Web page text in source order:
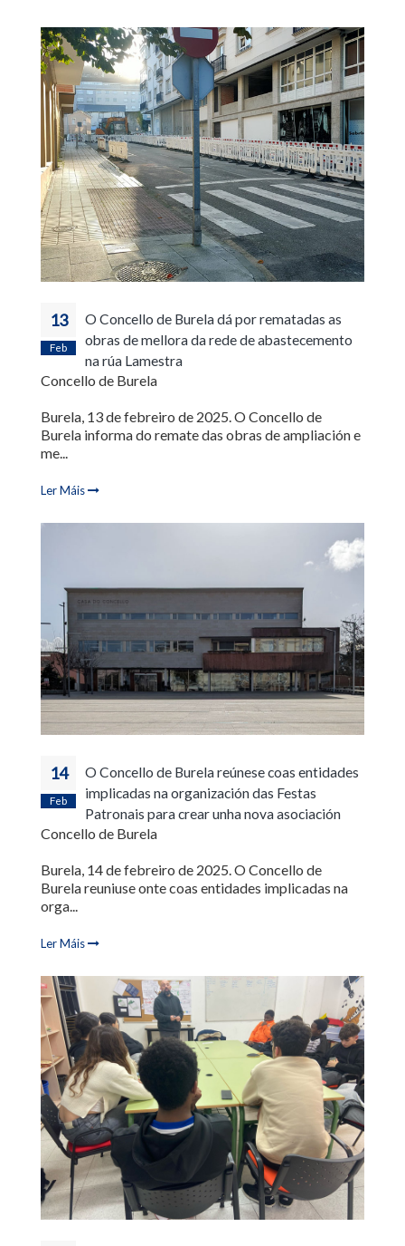
13
Feb
O Concello de Burela dá por rematadas as
obras de mellora da rede de abastecemento
na rúa Lamestra
Concello de Burela
Burela, 13 de febreiro de 2025. O Concello de
Burela informa do remate das obras de ampliación e
me...
Ler Máis
14
Feb
O Concello de Burela reúnese coas entidades
implicadas na organización das Festas
Patronais para crear unha nova asociación
Concello de Burela
Burela, 14 de febreiro de 2025. O Concello de
Burela reuniuse onte coas entidades implicadas na
orga...
Ler Máis